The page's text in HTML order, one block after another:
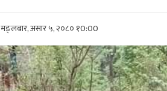
मङ्लबार, असार ५, २०८० १0:00